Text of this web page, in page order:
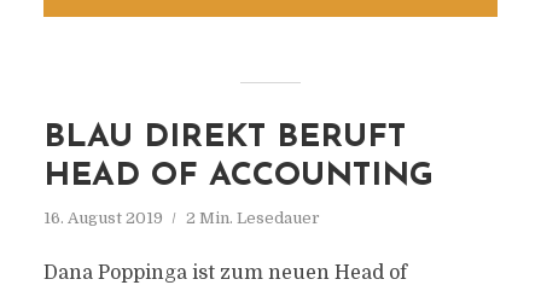
BLAU DIREKT BERUFT
HEAD OF ACCOUNTING
16. August 2019 2 Min. Lesedauer
Dana Poppinga ist zum neuen Head of